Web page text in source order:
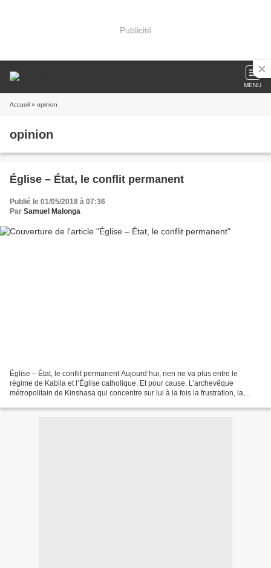
Publicité
MENU
Accueil » opinion
opinion
Église – État, le conflit permanent
Publié le 01/05/2018 à 07:36
Par Samuel Malonga
Église – État, le conflit permanent Aujourd’hui, rien ne va plus entre le
régime de Kabila et l’Église catholique. Et pour cause. L’archevêque
métropolitain de Kinshasa qui concentre sur lui à la fois la frustration, la